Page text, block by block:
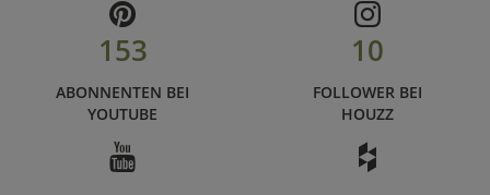
153
ABONNENTEN BEI
YOUTUBE
10
FOLLOWER BEI
HOUZZ